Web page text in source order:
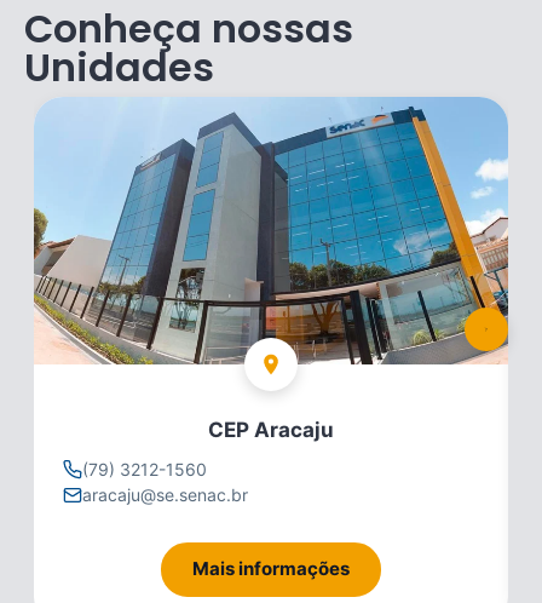
Conheça nossas
Unidades
CEP Aracaju
(79) 3212-1560
aracaju@se.senac.br
Mais informações